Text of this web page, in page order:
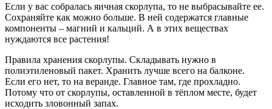
Если у вас собралась яичная скорлупа, то не выбрасывайте ее.
Сохраняйте как можно больше. В ней содержатся главные
компоненты – магний и кальций. А в этих веществах
нуждаются все растения!
Правила хранения скорлупы. Складывать нужно в
полиэтиленовый пакет. Хранить лучше всего на балконе.
Если его нет, то на веранде. Главное там, где прохладно.
Потому что от скорлупы, оставленной в тёплом месте, будет
исходить зловонный запах.